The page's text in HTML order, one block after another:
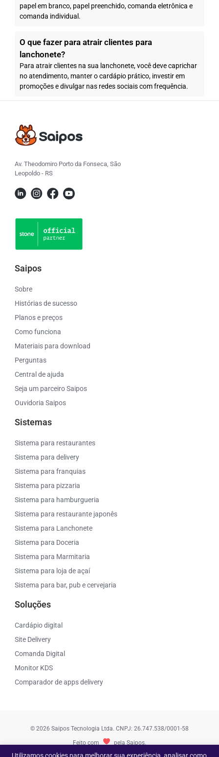
papel em branco, papel preenchido, comanda eletrônica e
comanda individual.
O que fazer para atrair clientes para
lanchonete?
Para atrair clientes na sua lanchonete, você deve caprichar
no atendimento, manter o cardápio prático, investir em
promoções e divulgar nas redes sociais com frequência.
Av. Theodomiro Porto da Fonseca, São
Leopoldo - RS
Saipos
Sobre
Histórias de sucesso
Planos e preços
Como funciona
Materiais para download
Perguntas
Central de ajuda
Seja um parceiro Saipos
Ouvidoria Saipos
Sistemas
Sistema para restaurantes
Sistema para delivery
Sistema para franquias
Sistema para pizzaria
Sistema para hamburgueria
Sistema para restaurante japonês
Sistema para Lanchonete
Sistema para Doceria
Sistema para Marmitaria
Sistema para loja de açaí
Sistema para bar, pub e cervejaria
Soluções
Cardápio digital
Site Delivery
Comanda Digital
Monitor KDS
Comparador de apps delivery
© 2026 Saipos Tecnologia Ltda. CNPJ: 26.747.538/0001-58
Feito com pela Saipos.